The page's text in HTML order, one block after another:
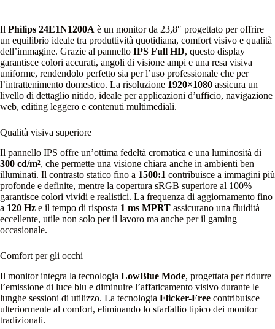
Il Philips 24E1N1200A è un monitor da 23,8″ progettato per offrire
un equilibrio ideale tra produttività quotidiana, comfort visivo e qualità
dell’immagine. Grazie al pannello IPS Full HD, questo display
garantisce colori accurati, angoli di visione ampi e una resa visiva
uniforme, rendendolo perfetto sia per l’uso professionale che per
l’intrattenimento domestico. La risoluzione 1920×1080 assicura un
livello di dettaglio nitido, ideale per applicazioni d’ufficio, navigazione
web, editing leggero e contenuti multimediali.
Qualità visiva superiore
Il pannello IPS offre un’ottima fedeltà cromatica e una luminosità di
300 cd/m², che permette una visione chiara anche in ambienti ben
illuminati. Il contrasto statico fino a 1500:1 contribuisce a immagini più
profonde e definite, mentre la copertura sRGB superiore al 100%
garantisce colori vividi e realistici. La frequenza di aggiornamento fino
a 120 Hz e il tempo di risposta 1 ms MPRT assicurano una fluidità
eccellente, utile non solo per il lavoro ma anche per il gaming
occasionale.
Comfort per gli occhi
Il monitor integra la tecnologia LowBlue Mode, progettata per ridurre
l’emissione di luce blu e diminuire l’affaticamento visivo durante le
lunghe sessioni di utilizzo. La tecnologia Flicker-Free contribuisce
ulteriormente al comfort, eliminando lo sfarfallio tipico dei monitor
tradizionali.